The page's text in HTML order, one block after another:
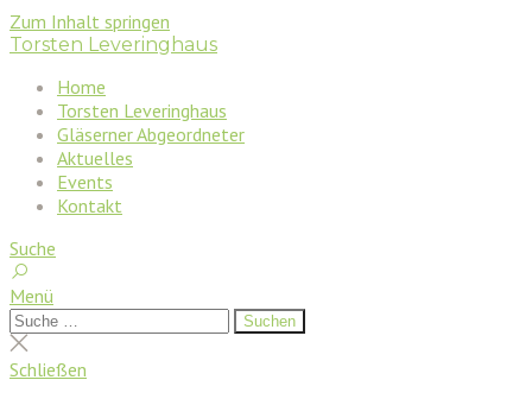
Zum Inhalt springen
Torsten Leveringhaus
Home
Torsten Leveringhaus
Gläserner Abgeordneter
Aktuelles
Events
Kontakt
Suche
Menü
Suchen
nach:
Suchen
Suche
schließen
Schließen